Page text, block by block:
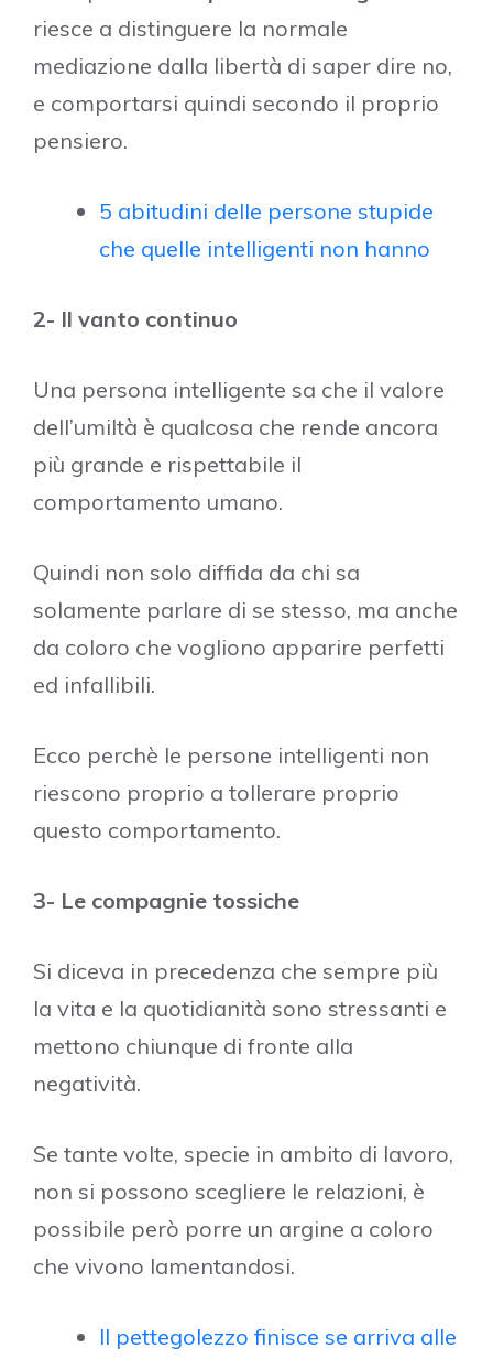
riesce a distinguere la normale
mediazione dalla libertà di saper dire no,
e comportarsi quindi secondo il proprio
pensiero.
5 abitudini delle persone stupide
che quelle intelligenti non hanno
2- Il vanto continuo
Una persona intelligente sa che il valore
dell’umiltà è qualcosa che rende ancora
più grande e rispettabile il
comportamento umano.
Quindi non solo diffida da chi sa
solamente parlare di se stesso, ma anche
da coloro che vogliono apparire perfetti
ed infallibili.
Ecco perchè le persone intelligenti non
riescono proprio a tollerare proprio
questo comportamento.
3- Le compagnie tossiche
Si diceva in precedenza che sempre più
la vita e la quotidianità sono stressanti e
mettono chiunque di fronte alla
negatività.
Se tante volte, specie in ambito di lavoro,
non si possono scegliere le relazioni, è
possibile però porre un argine a coloro
che vivono lamentandosi.
Il pettegolezzo finisce se arriva alle